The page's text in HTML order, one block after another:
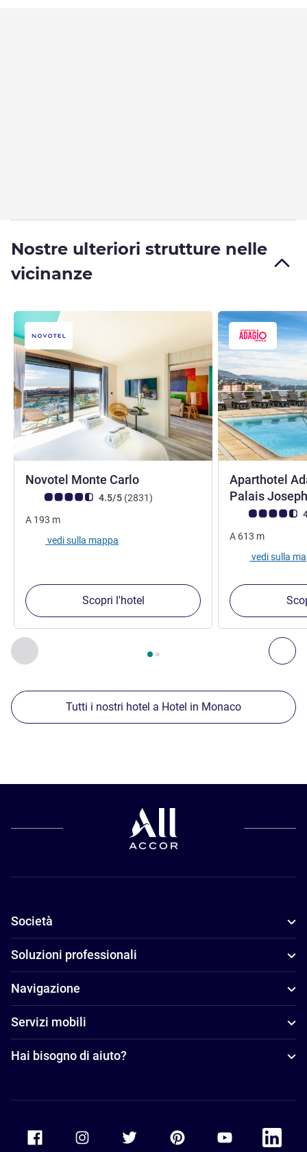
Nostre ulteriori strutture nelle
vicinanze
Precedente - Nostre ulteriori strutture nelle vicinanze
Pagina , Nostre ulteriori strutture nelle vicinanze 1 :,
Novotel Monte Carlo
Giudizio clienti (Valutazione ALL)
4.5/5 (2831recensioni
)
A 193 m
vedi sulla mappa
Scopri l'hotel
Aparthotel
Palais
Giudizio clienti
A 613 m
vedi sulla
Tutti i nostri hotel a Hotel in Monaco
Società
Soluzioni professionali
Navigazione
Servizi mobili
Hai bisogno di aiuto?
Accor Youtube
Accor